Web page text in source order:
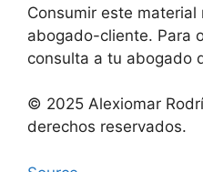
Consumir este material
abogado-cliente. Para
consulta a tu abogado
© 2025 Alexiomar
derechos reservados.